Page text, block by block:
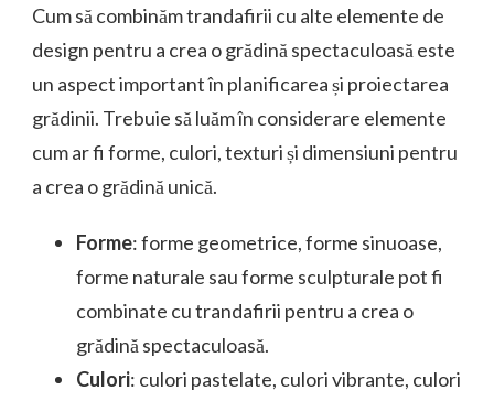
Cum să combinăm trandafirii cu alte elemente de
design pentru a crea o grădină spectaculoasă este
un aspect important în planificarea și proiectarea
grădinii. Trebuie să luăm în considerare elemente
cum ar fi forme, culori, texturi și dimensiuni pentru
a crea o grădină unică.
Forme: forme geometrice, forme sinuoase,
forme naturale sau forme sculpturale pot fi
combinate cu trandafirii pentru a crea o
grădină spectaculoasă.
Culori: culori pastelate, culori vibrante, culori